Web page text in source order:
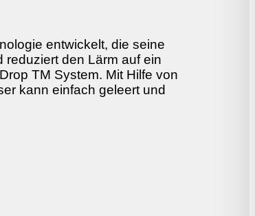
entwickelt, die seine
den Lärm auf ein
TM System. Mit Hilfe von
kann einfach geleert und